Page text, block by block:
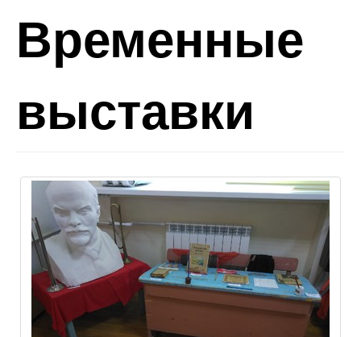
Временные
выставки